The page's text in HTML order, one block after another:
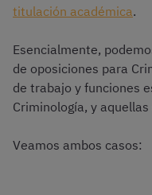
titulación académica.
Esencialmente,
de oposiciones para
de trabajo y funciones
Criminología, y
Veamos ambos casos: